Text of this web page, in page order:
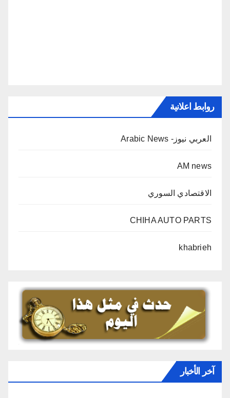
روابط اعلانية
العربي نيوز- Arabic News
AM news
الاقتصادي السوري
CHIHA AUTO PARTS
khabrieh
آخر الأخبار